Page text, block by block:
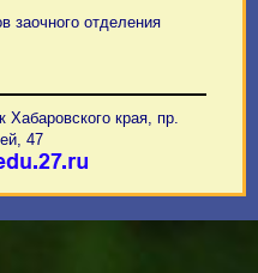
заочного отделения
края, пр.
47